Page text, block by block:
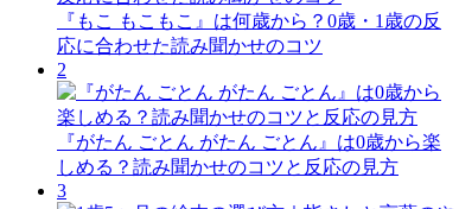
『もこ もこもこ』は何歳から？0歳・1歳の反
応に合わせた読み聞かせのコツ
2
『がたん ごとん がたん ごとん』は0歳から楽
しめる？読み聞かせのコツと反応の見方
3